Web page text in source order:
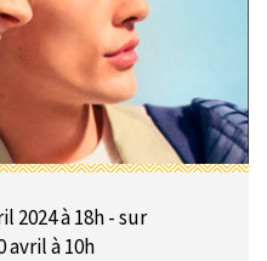
2024 à 18h - sur
avril à 10h